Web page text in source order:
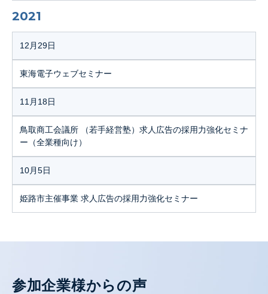
2021
12月29日
東海電子ウェブセミナー
11月18日
鳥取商工会議所 （若手経営塾）求人広告の採用力強化セミナ
ー（全業種向け）
10月5日
姫路市主催事業 求人広告の採用力強化セミナー
参加企業様からの声